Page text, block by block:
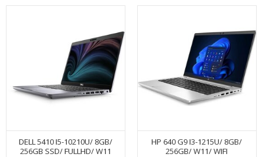
DELL 5410 I5-10210U/ 8GB/
256GB SSD/ FULLHD/ W11
HP 640 G9 I3-1215U/ 8GB/
256GB/ W11/ WIFI